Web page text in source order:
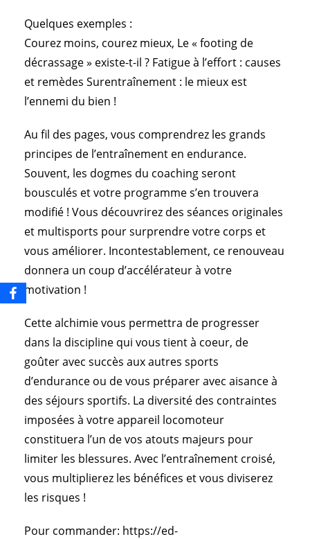
Quelques exemples :
Courez moins, courez mieux, Le « footing de
décrassage » existe-t-il ? Fatigue à l’effort : causes
et remèdes Surentraînement : le mieux est
l’ennemi du bien !
Au fil des pages, vous comprendrez les grands
principes de l’entraînement en endurance.
Souvent, les dogmes du coaching seront
bousculés et votre programme s’en trouvera
modifié ! Vous découvrirez des séances originales
et multisports pour surprendre votre corps et
vous améliorer. Incontestablement, ce renouveau
donnera un coup d’accélérateur à votre
motivation !
Cette alchimie vous permettra de progresser
dans la discipline qui vous tient à coeur, de
goûter avec succès aux autres sports
d’endurance ou de vous préparer avec aisance à
des séjours sportifs. La diversité des contraintes
imposées à votre appareil locomoteur
constituera l’un de vos atouts majeurs pour
limiter les blessures. Avec l’entraînement croisé,
vous multiplierez les bénéfices et vous diviserez
les risques !
Pour commander: https://ed-